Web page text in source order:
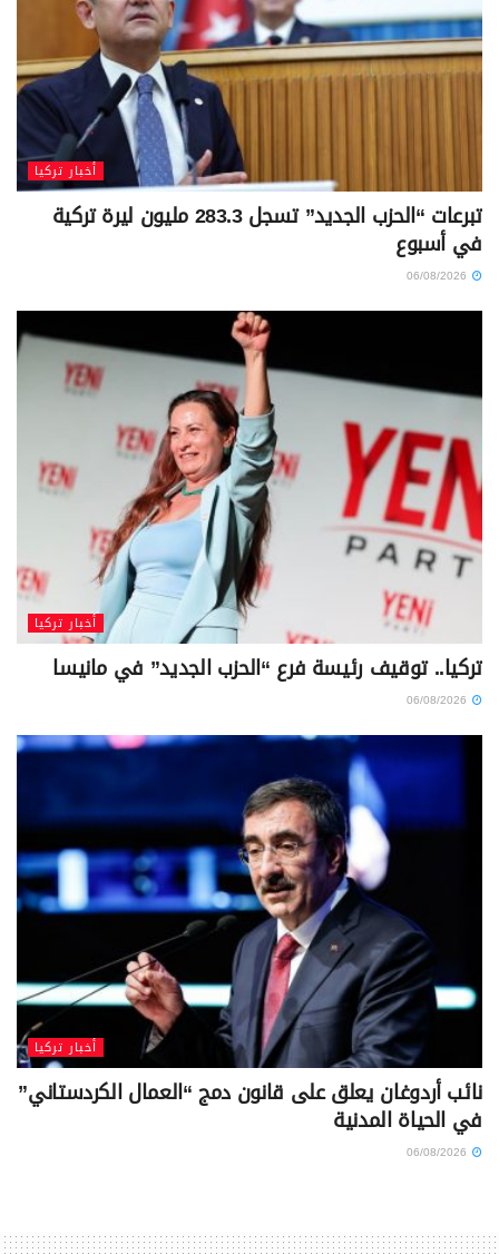
أخبار تركيا
تبرعات “الحزب الجديد” تسجل 283.3 مليون ليرة تركية
في أسبوع
أخبار تركيا
تركيا.. توقيف رئيسة فرع “الحزب الجديد” في مانيسا
أخبار تركيا
نائب أردوغان يعلق على قانون دمج “العمال الكردستاني”
في الحياة المدنية